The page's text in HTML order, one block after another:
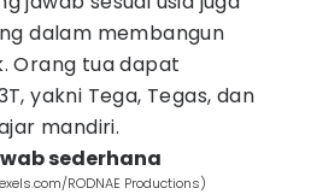
dalam membangun
Orang tua dapat
yakni Tega, Tegas, dan
mandiri.
sederhana
RODNAE Productions)